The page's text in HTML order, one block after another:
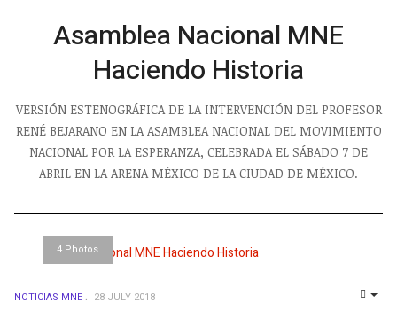
Asamblea Nacional MNE
Haciendo Historia
VERSIÓN ESTENOGRÁFICA DE LA INTERVENCIÓN DEL PROFESOR
RENÉ BEJARANO EN LA ASAMBLEA NACIONAL DEL MOVIMIENTO
NACIONAL POR LA ESPERANZA, CELEBRADA EL SÁBADO 7 DE
ABRIL EN LA ARENA MÉXICO DE LA CIUDAD DE MÉXICO.
4 Photos
NOTICIAS MNE 28 JULY 2018